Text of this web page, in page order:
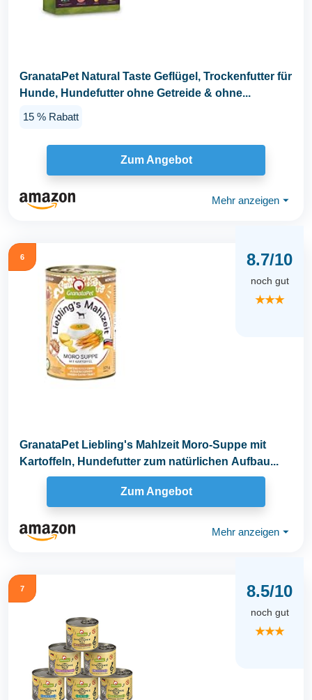
GranataPet Natural Taste Geflügel, Trockenfutter für
Hunde, Hundefutter ohne Getreide & ohne...
15 % Rabatt
Zum Angebot
Mehr anzeigen ⏷
6 8.7/10
noch gut
★★★
GranataPet Liebling's Mahlzeit Moro-Suppe mit
Kartoffeln, Hundefutter zum natürlichen Aufbau...
Zum Angebot
Mehr anzeigen ⏷
7 8.5/10
noch gut
★★★